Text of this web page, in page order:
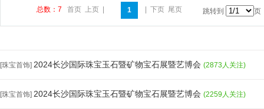
总数：7 首页 上页 1 下页 尾页 跳转到 页
[珠宝首饰] 2024长沙国际珠宝玉石暨矿物宝石展暨艺博会 (2873人关注)
[珠宝首饰] 2024长沙国际珠宝玉石暨矿物宝石展暨艺博会 (2259人关注)